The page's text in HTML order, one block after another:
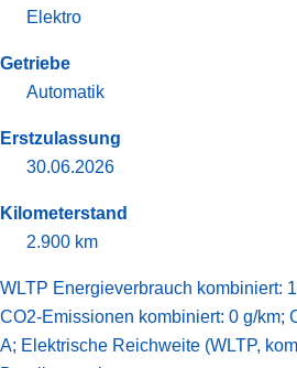
Elektro
Getriebe
Automatik
Erstzulassung
30.06.2026
Kilometerstand
2.900 km
WLTP Energieverbrauch kombiniert:
CO2-Emissionen kombiniert: 0 g/km;
A; Elektrische Reichweite (WLTP,